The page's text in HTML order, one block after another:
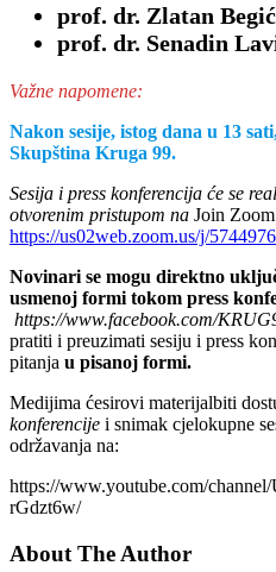
prof. dr. Zlatan Begić
prof. dr. Senadin
Važne napomene:
Nakon sesije, istog dana u 13
Skupština Kruga 99.
Sesija i press konferencija će se
otvorenim pristupom na Join
https://us02web.zoom.us/j/
Novinari se mogu direktno
usmenoj formi tokom press
https://www.facebook.com/
pratiti i preuzimati sesiju i press
pitanja u pisanoj formi.
Medijima ćesirovi materijalbiti
konferencije i snimak cjelokupne
održavanja na:
https://www.youtube.com/
rGdzt6w/
About The Author